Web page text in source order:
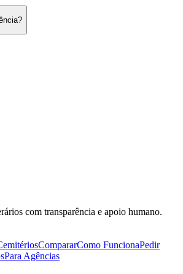
com transparência e apoio humano.
CompararComo FuncionaPedir
Para Agências